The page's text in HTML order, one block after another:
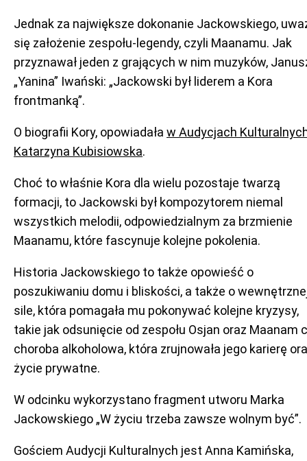
Jednak za największe dokonanie Jackowskiego,
się założenie zespołu-legendy, czyli Maanamu. Jak
przyznawał jeden z grających w nim muzyków,
„Yanina” Iwański: „Jackowski był liderem a Kora
frontmanką”.
O biografii Kory, opowiadała w Audycjach
Katarzyna Kubisiowska.
Choć to właśnie Kora dla wielu pozostaje twarzą
formacji, to Jackowski był kompozytorem niemal
wszystkich melodii, odpowiedzialnym za brzmienie
Maanamu, które fascynuje kolejne pokolenia.
Historia Jackowskiego to także opowieść o
poszukiwaniu domu i bliskości, a także o
sile, która pomagała mu pokonywać kolejne kryzysy,
takie jak odsunięcie od zespołu Osjan oraz Maanam
choroba alkoholowa, która zrujnowała jego karierę
życie prywatne.
W odcinku wykorzystano fragment utworu Marka
Jackowskiego „W życiu trzeba zawsze wolnym być”.
Gościem Audycji Kulturalnych jest Anna Kamińska,